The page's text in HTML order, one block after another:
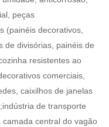
peças
(painéis decorativos,
de divisórias, painéis de
resistentes ao
comerciais,
caixilhos de janelas
de transporte
central do vagão